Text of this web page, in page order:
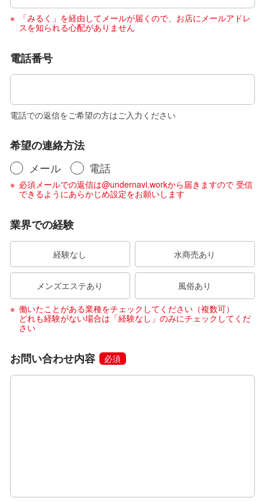
「みるく」を経由してメールが届くので、お店にメールアドレ
スを知られる心配がありません
電話番号
電話での返信をご希望の方はご入力ください
希望の連絡方法
メール
電話
必須メールでの返信は@undernavi.workから届きますので 受信
できるようにあらかじめ設定をお願いします
業界での経験
経験なし 水商売あり
メンズエステあり
風俗あり
働いたことがある業種をチェックしてください（複数可）
どれも経験がない場合は「経験なし」のみにチェックしてくだ
さい
お問い合わせ内容 必須